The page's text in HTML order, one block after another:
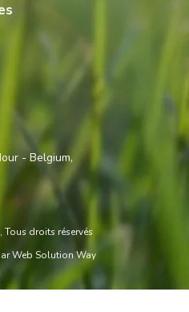
- Belgium,
Tous droits réservés
Web Solution Way